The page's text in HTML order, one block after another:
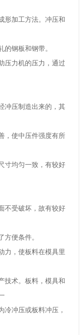
形加工方法。冲压和
钢板和钢带。
压力机的压力，通过
冲压制造出来的，其
，使中压件强度有所
寸均匀一致，有较好
不受破坏，故有较好
便条件。
力，使板料在模具里
技术。板料，模具和
冷冲压或板料冲压，